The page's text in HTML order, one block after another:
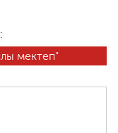
мектеп"